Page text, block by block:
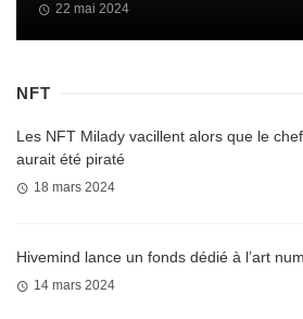
22 mai 2024
NFT
Les NFT Milady vacillent alors que le
aurait été piraté
18 mars 2024
Hivemind lance un fonds dédié à l’art
14 mars 2024